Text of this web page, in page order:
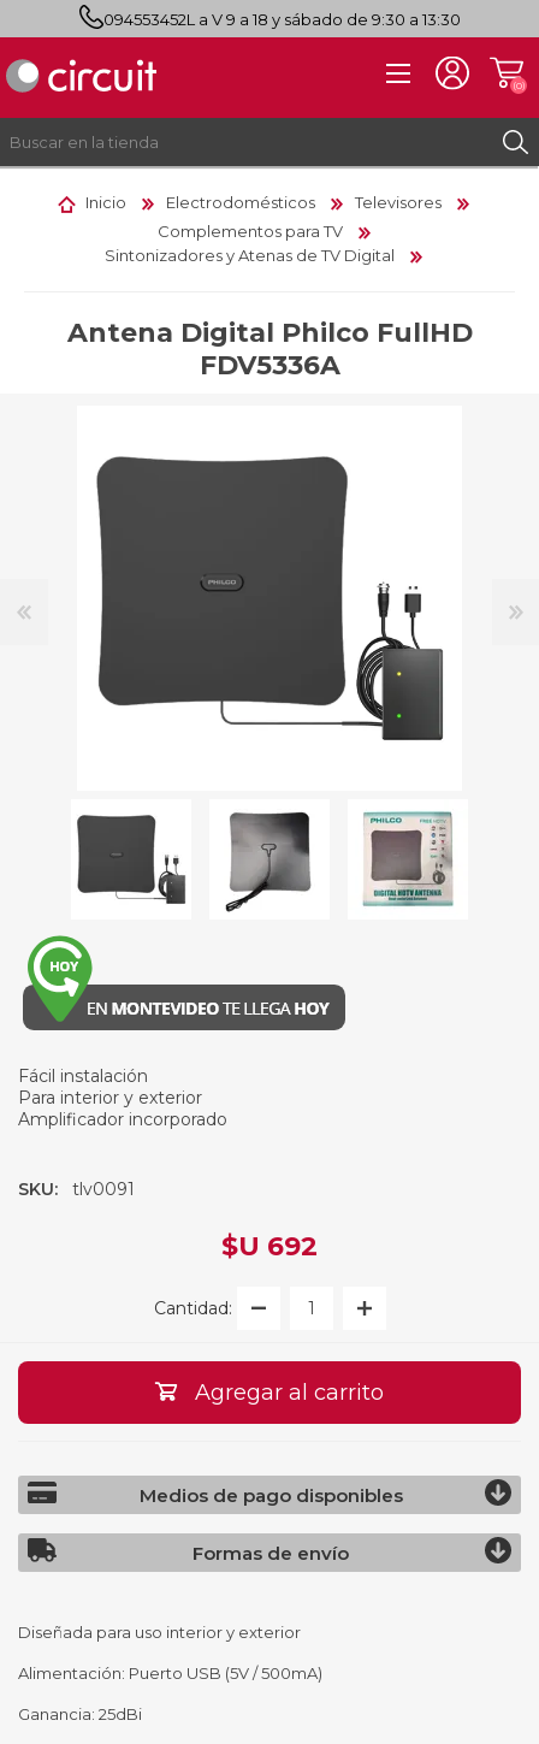
094553452L a V 9 a 18 y sábado de 9:30 a 13:30
(0)
Inicio Electrodomésticos
Televisores
Complementos para TV
Sintonizadores y Atenas de TV Digital
Antena Digital Philco FullHD
FDV5336A
Fácil instalación
Para interior y exterior
Amplificador incorporado
SKU: tlv0091
$U 692
Cantidad:
Agregar al carrito
Medios de pago disponibles
Formas de envío
Diseñada para uso interior y exterior
Alimentación: Puerto USB (5V / 500mA)
Ganancia: 25dBi